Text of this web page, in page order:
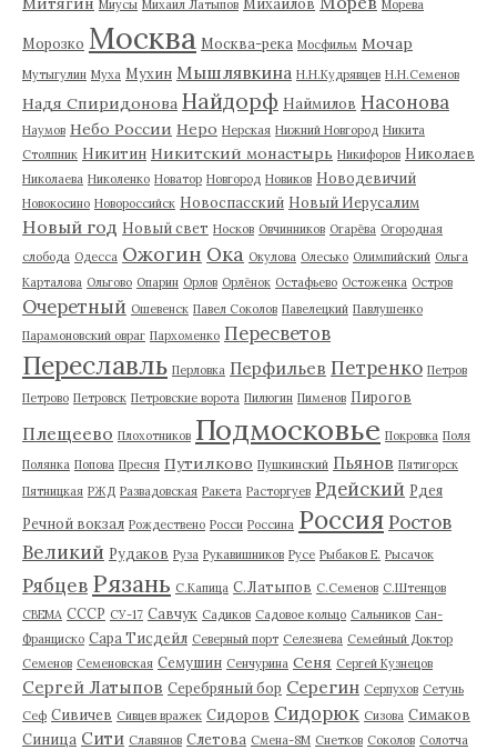
Миусы Михаил Латыпов Морева
Морозко Москва Москва-река Мосфильм Мочар
Мутыгулин Муха Мухин Мышлявкина Н.Н.Кудрявцев Н.Н.Семенов
Надя Спиридонова Найдорф Наймилов Насонова
Наумов Небо России Неро Нерская Нижний Новгород Никита
Столпник Никитин Никитский монастырь Никифоров Николаев
Николаева Николенко Новатор Новгород Новиков Новодевичий
Новокосино Новороссийск Новоспасский Новый Иерусалим
Новый год Новый свет Носков Овчинников Огарёва Огородная
слобода Одесса Ожогин Ока Окулова Олесько Олимпийский Ольга
Карталова Ольгово Опарин Орлов Орлёнок Остафьево Остоженка Остров
Очеретный Ошевенск Павел Соколов Павелецкий Павлушенко
Парамоновский овраг Пархоменко Пересветов
Переславль Перловка Перфильев Петренко Петров
Петрово Петровск Петровские ворота Пилюгин Пименов Пирогов
Плещеево Плохотников Подмосковье Покровка Поля
Полянка Попова Пресня Путилково Пушкинский Пьянов Пятигорск
Пятницкая РЖД Развадовская Ракета Расторгуев Рдейский Рдея
Речной вокзал Рождествено Росси Россина Россия Ростов
Великий Рудаков Руза Рукавишников Русе Рыбаков Е. Рысачок
Рябцев Рязань С.Капица С.Латыпов С.Семенов С.Штенцов
СВЕМА СССР СУ-17 Савчук Садиков Садовое кольцо Сальников Сан-
Франциско Сара Тисдейл Северный порт Селезнева Семейный Доктор
Семенов Семеновская Семушин Сенчурина Сеня Сергей Кузнецов
Сергей Латыпов Серебряный бор Серегин Серпухов Сетунь
Сеф Сивичев Сивцев вражек Сидоров Сидорюк Сизова Симаков
Синица Сити Славянов Слетова Смена-8М Снетков Соколов Солотча